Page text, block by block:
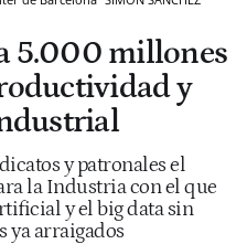
5.000 millones
y
y patronales el
la Industria con el que
y el big data sin
ya arraigados